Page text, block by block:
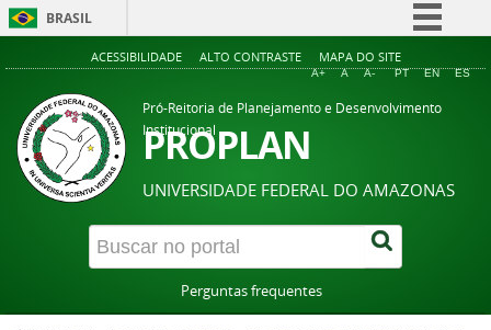
BRASIL
Simplifique!
Acesso à informação
Legislação
Canais
ACESSIBILIDADE ALTO CONTRASTE MAPA DO SITE
A+ A A- PT EN ES
Pró-Reitoria de Planejamento e Desenvolvimento
Institucional
PROPLAN
UNIVERSIDADE FEDERAL DO AMAZONAS
Perguntas frequentes